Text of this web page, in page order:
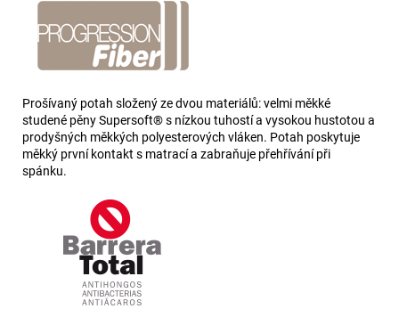
Prošívaný potah složený ze dvou materiálů: velmi měkké
studené pěny Supersoft® s nízkou tuhostí a vysokou hustotou a
prodyšných měkkých polyesterových vláken. Potah poskytuje
měkký první kontakt s matrací a zabraňuje přehřívání při
spánku.